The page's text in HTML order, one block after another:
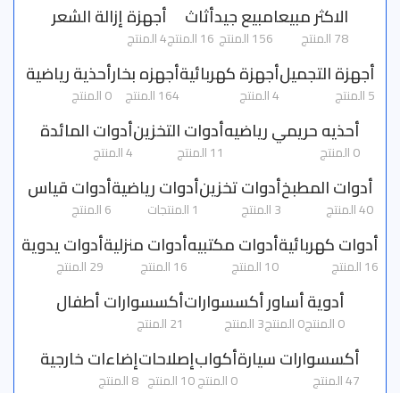
الاكثر مبيعا
78 المنتج
مبيع جيد
156 المنتج
أثاث
16 المنتج
أجهزة إزالة الشعر
4 المنتج
أجهزة التجميل
5 المنتج
أجهزة كهربائية
4 المنتج
أجهزه بخار
164 المنتج
أحذية رياضية
0 المنتج
أحذيه حريمي رياضيه
0 المنتج
أدوات التخزين
11 المنتج
أدوات المائدة
4 المنتج
أدوات المطبخ
40 المنتج
أدوات تخزين
3 المنتج
أدوات رياضية
1 المنتجات
أدوات قياس
6 المنتج
أدوات كهربائية
16 المنتج
أدوات مكتبيه
10 المنتج
أدوات منزلية
16 المنتج
أدوات يدوية
29 المنتج
أدوية
0 المنتج
أساور
0 المنتج
أكسسوارات
3 المنتج
أكسسوارات أطفال
21 المنتج
أكسسوارات سيارة
47 المنتج
أكواب
0 المنتج
إصلاحات
10 المنتج
إضاءات خارجية
8 المنتج